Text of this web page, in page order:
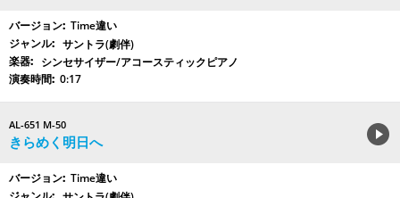
Time違い
サントラ(劇伴)
シンセサイザー/アコースティックピアノ
0:17
AL-651 M-50
きらめく明日へ
Time違い